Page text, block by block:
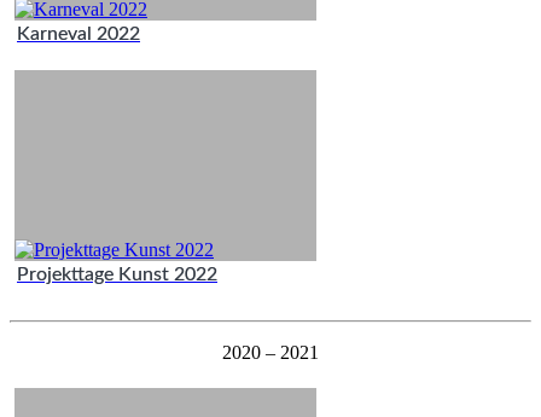
Karneval 2022
Projekttage Kunst 2022
2020 – 2021